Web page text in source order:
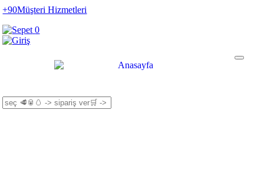
+90Müşteri Hizmetleri
0